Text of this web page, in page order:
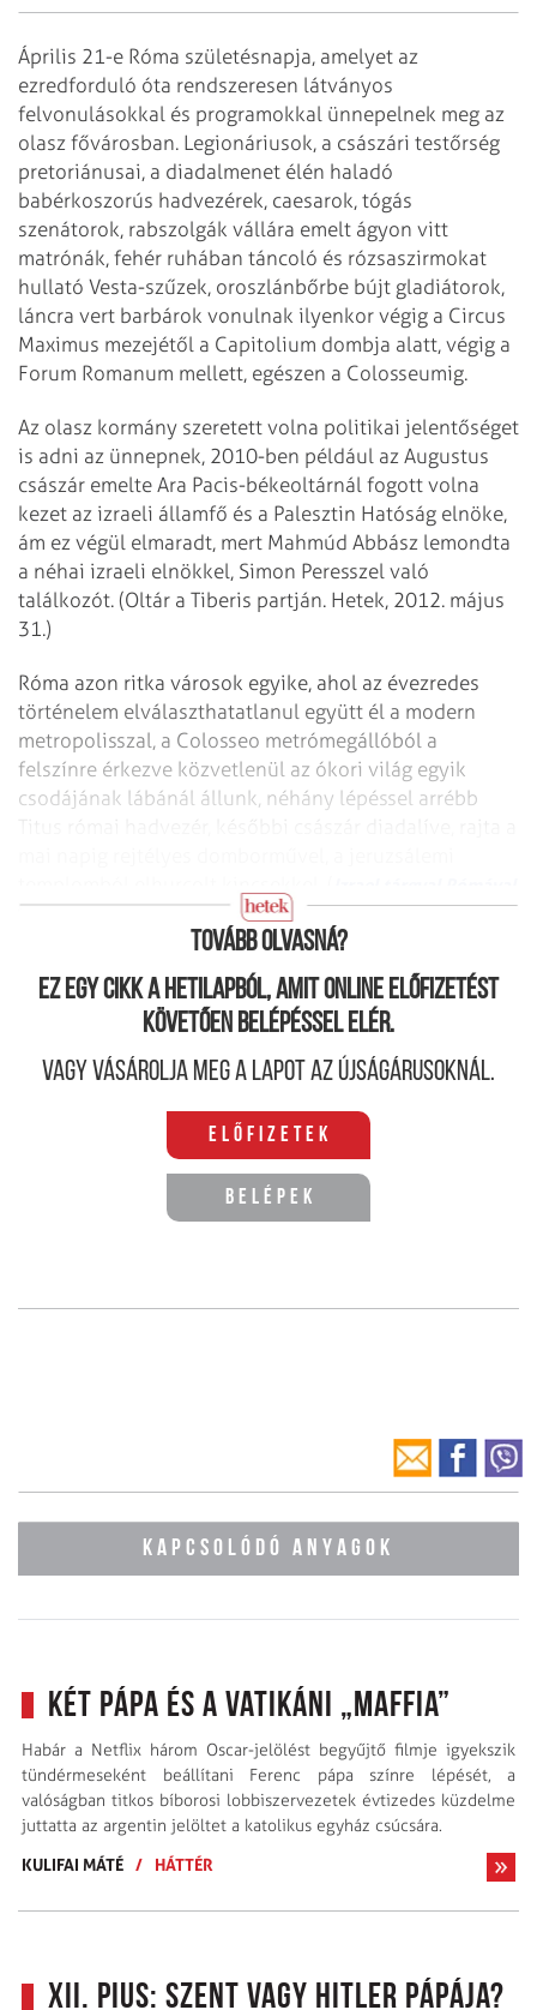
Április 21-e Róma születésnapja, amelyet az
ezredforduló óta rendszeresen látványos
felvonulásokkal és programokkal ünnepelnek meg az
olasz fővárosban. Legionáriusok, a császári test­őrség
pretoriánusai, a diadalmenet élén haladó
babérkoszorús hadvezérek, caesarok, tógás
szenátorok, rabszolgák vállára emelt ágyon vitt
matrónák, fehér ruhában táncoló és rózsaszirmokat
hullató Vesta-szűzek, oroszlánbőrbe bújt gladiátorok,
láncra vert barbárok vonulnak ilyenkor végig a Circus
Maximus mezejétől a Capitolium dombja alatt, végig a
Forum Romanum mellett, egészen a Colosseumig.
Az olasz kormány szeretett volna politikai jelentőséget
is adni az ünnepnek, 2010-ben például az Augustus
császár emelte Ara Pacis-békeoltárnál fogott volna
kezet az izraeli államfő és a Palesztin Hatóság elnöke,
ám ez végül elmaradt, mert Mahmúd Abbász lemondta
a néhai izraeli elnökkel, Simon Peresszel való
találkozót. (Oltár a Tiberis partján. Hetek, 2012. május
31.)
Róma azon ritka városok egyike, ahol az évezredes
történelem elválaszthatatlanul együtt él a modern
metropolisszal, a Colosseo metrómegállóból a
felszínre érkezve közvetlenül az ókori világ egyik
csodájának lábánál állunk, néhány lépéssel arrébb
az ősi tárgyakról. Hetek, 2023. november 16. )
Tovább olvasná?
Ez egy cikk a hetilapból, amit online előfizetést
követően belépéssel elér.
Vagy vásárolja meg a lapot az újságárusoknál.
Előfizetek
Belépek
KAPCSOLÓDÓ ANYAGOK
Két pápa és a vatikáni „maffia”
Habár a Netflix három Oscar-jelölést begyűjtő filmje igyekszik
tündérmeseként beállítani Ferenc pápa színre lépését, a
valóságban titkos bíborosi lobbi­szervezetek évtizedes küzdelme
juttatta az argentin jelöltet a katolikus egyház csúcsára.
KULIFAI MÁTÉ / HÁTTÉR
XII. Pius: szent vagy Hitler pápája?